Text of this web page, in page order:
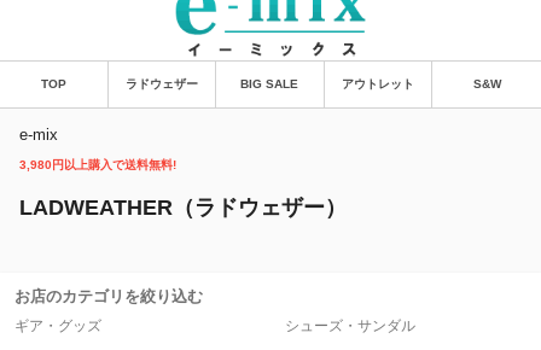
TOP ラドウェザー BIG SALE アウトレット S&W
e-mix
3,980円以上購入で送料無料!
LADWEATHER（ラドウェザー）
お店のカテゴリを絞り込む
ギア・グッズ
シューズ・サンダル
送料無料 タイムセール
Pontaパス特典対象すべて
送料無料 タイムセール
Pontaパス特典対象すべて